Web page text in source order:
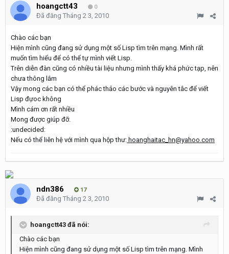
hoangctt43 0
Đã đăng Tháng 2 3, 2010
Chào các bạn
Hiện mình cũng đang sử dụng một số Lisp tìm trên mạng. Mình rất
muốn tìm hiểu để có thể tự mình viết Lisp.
Trên diễn đàn cũng có nhiều tài liệu nhưng mình thấy khá phức tạp, nên
chưa thông lắm
Vậy mong các bạn có thể phác thảo các bước và nguyên tắc để viết
Lisp đựoc không
Mình cám ơn rất nhiều
Mong được giúp đỡ.
:undecided:
Nếu có thể liên hệ với mình qua hộp thư: hoanghaitac_hn@yahoo.com
ndn386 17
Đã đăng Tháng 2 3, 2010
hoangctt43 đã nói:
Chào các bạn
Hiện mình cũng đang sử dụng một số Lisp tìm trên mạng. Mình